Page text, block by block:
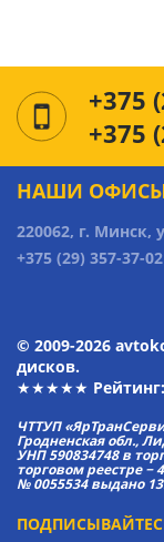
+375
+375
НАШИ
220062, г. Минск,
+375 (29) 357-37-
© 2009-2026
дисков.
★★★★★ Рейтинг:
ЧТТУП
Гродненская обл.,
УНП 590834748 в
торговом реестре −
№ 0055534 выдано